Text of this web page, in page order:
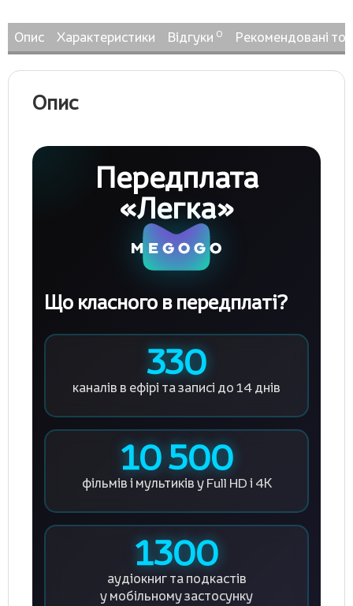
Опис Характеристики Відгуки 0 Рекомендовані
Опис
Передплата
«Легка»
Що класного в передплаті?
330
каналів в ефірі та записі до 14 днів
10 500
фільмів і мультиківу Full HD і 4К
1300
аудіокниг та подкастів
у мобільному застосунку